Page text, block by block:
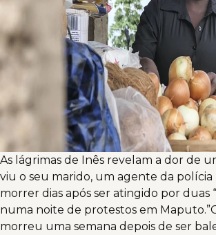
As lágrimas de Inês revelam a dor de
viu o seu marido, um agente da polícia
morrer dias após ser atingido por duas
numa noite de protestos em
morreu uma semana depois de ser